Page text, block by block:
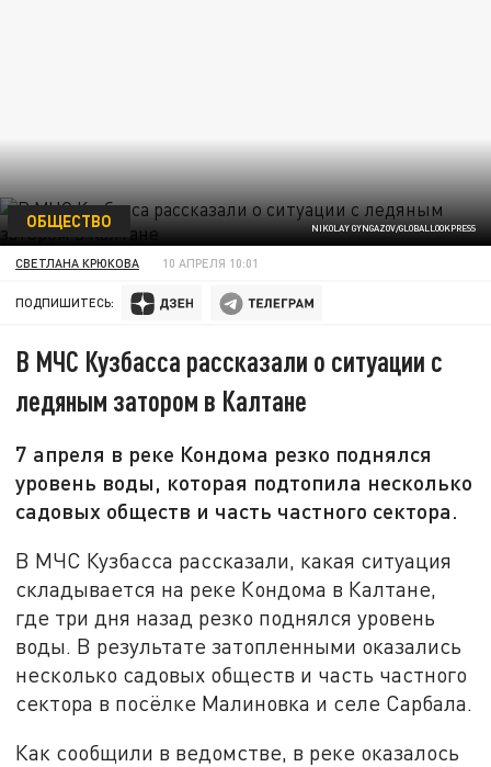
NIKOLAY GYNGAZOV/GLOBALLOOKPRESS
ОБЩЕСТВО
СВЕТЛАНА КРЮКОВА 10 АПРЕЛЯ 10:01
ПОДПИШИТЕСЬ:
В МЧС Кузбасса рассказали о ситуации с
ледяным затором в Калтане
7 апреля в реке Кондома резко поднялся
уровень воды, которая подтопила несколько
садовых обществ и часть частного сектора.
В МЧС Кузбасса рассказали, какая ситуация
складывается на реке Кондома в Калтане,
где три дня назад резко поднялся уровень
воды. В результате затопленными оказались
несколько садовых обществ и часть частного
сектора в посёлке Малиновка и селе Сарбала.
Как сообщили в ведомстве, в реке оказалось